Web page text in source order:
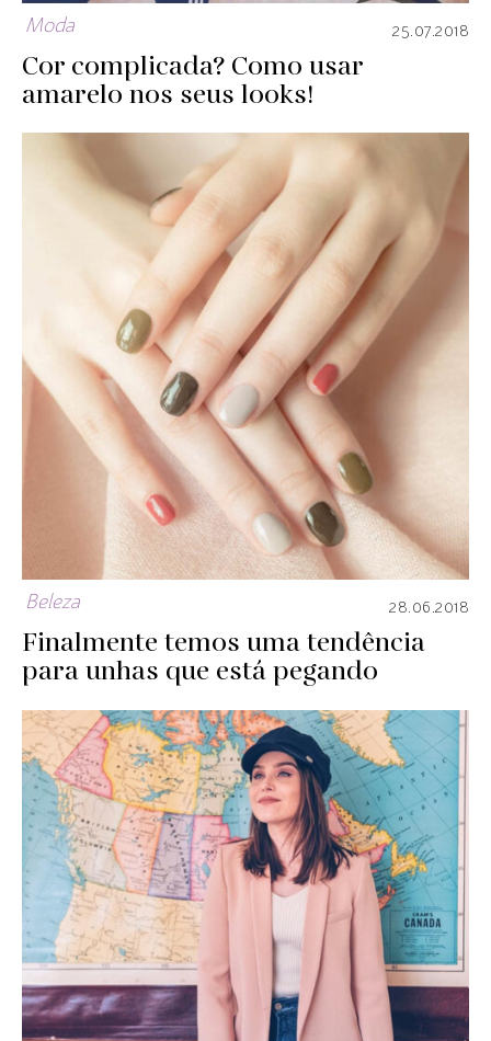
Moda 25.07.2018
Cor complicada? Como usar
amarelo nos seus looks!
Beleza 28.06.2018
Finalmente temos uma tendência
para unhas que está pegando